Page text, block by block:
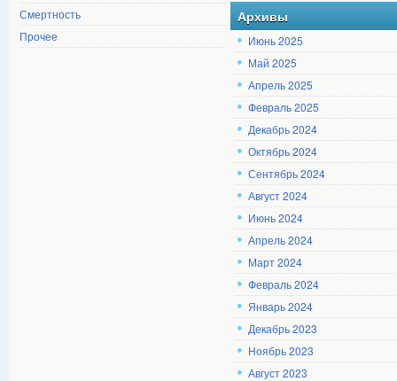
Смертность
Прочее
Архивы
Июнь 2025
Май 2025
Апрель 2025
Февраль 2025
Декабрь 2024
Октябрь 2024
Сентябрь 2024
Август 2024
Июнь 2024
Апрель 2024
Март 2024
Февраль 2024
Январь 2024
Декабрь 2023
Ноябрь 2023
Август 2023